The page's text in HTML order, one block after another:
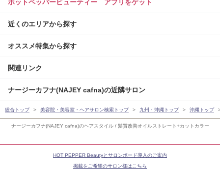
ナージーカフナ(NAJEY cafna)のヘアスタイル / 髪質改善オイルストレート+カットカラー
ホットペッパービューティー アプリをゲット
近くのエリアから探す
オススメ特集から探す
関連リンク
ナージーカフナ(NAJEY cafna)の近隣サロン
総合トップ 美容院・美容室・ヘアサロン検索トップ 九州・沖縄トップ 沖縄トップ
HOT PEPPER Beautyとサロンボード導入のご案内
掲載をご希望のサロン様はこちら